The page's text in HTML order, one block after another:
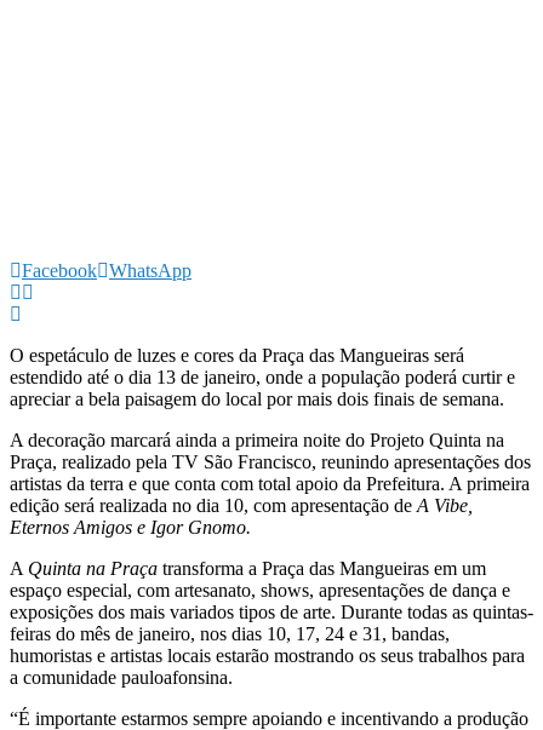
Facebook WhatsApp
O espetáculo de luzes e cores da Praça das Mangueiras será
estendido até o dia 13 de janeiro, onde a população poderá curtir e
apreciar a bela paisagem do local por mais dois finais de semana.
A decoração marcará ainda a primeira noite do Projeto Quinta na
Praça, realizado pela TV São Francisco, reunindo apresentações dos
artistas da terra e que conta com total apoio da Prefeitura. A primeira
edição será realizada no dia 10, com apresentação de A Vibe,
Eternos Amigos e Igor Gnomo.
A Quinta na Praça transforma a Praça das Mangueiras em um
espaço especial, com artesanato, shows, apresentações de dança e
exposições dos mais variados tipos de arte. Durante todas as quintas-
feiras do mês de janeiro, nos dias 10, 17, 24 e 31, bandas,
humoristas e artistas locais estarão mostrando os seus trabalhos para
a comunidade pauloafonsina.
“É importante estarmos sempre apoiando e incentivando a produção